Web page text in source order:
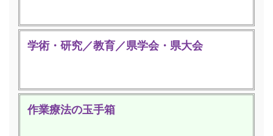
学術・研究／教育／県学会・県大会
作業療法の玉手箱